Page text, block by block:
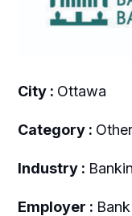
City : Ottawa
Category : Other
Industry :
Employer :